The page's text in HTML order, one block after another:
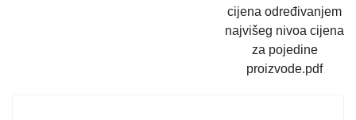
cijena određivanjem
najvišeg nivoa cijena
za pojedine
proizvode.pdf